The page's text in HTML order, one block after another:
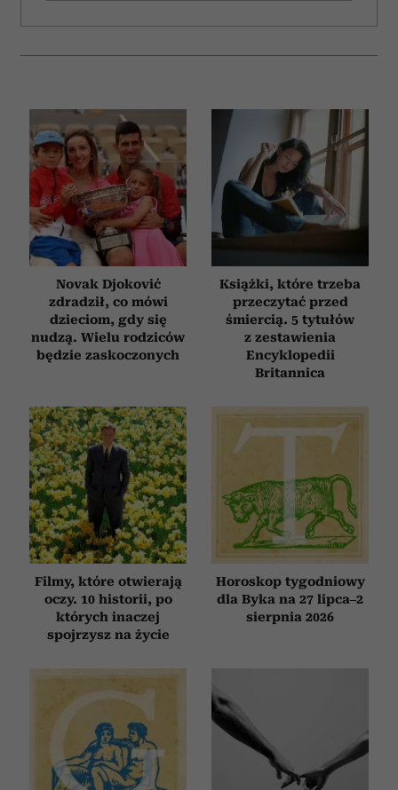
Novak Djoković
zdradził, co mówi
dzieciom, gdy się
nudzą. Wielu rodziców
będzie zaskoczonych
Książki, które trzeba
przeczytać przed
śmiercią. 5 tytułów
z zestawienia
Encyklopedii
Britannica
Filmy, które otwierają
oczy. 10 historii, po
których inaczej
spojrzysz na życie
Horoskop tygodniowy
dla Byka na 27 lipca–2
sierpnia 2026